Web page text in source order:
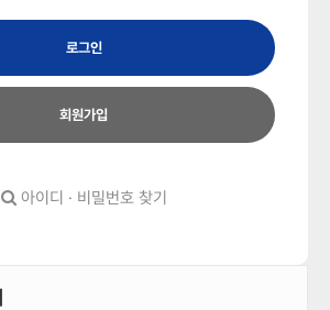
로그인
회원가입
아이디 · 비밀번호 찾기